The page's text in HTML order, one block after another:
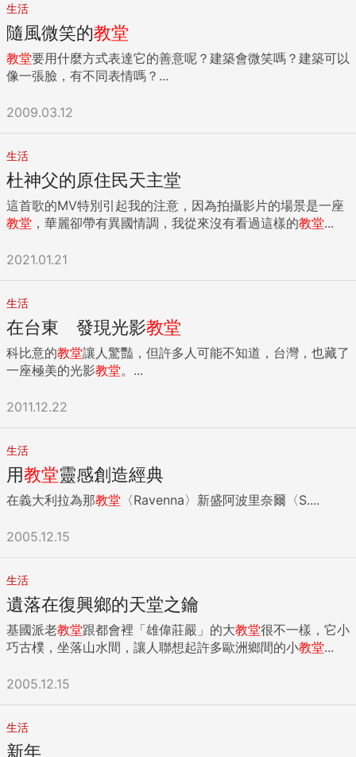
生活
隨風微笑的教堂
教堂要用什麼方式表達它的善意呢？建築會微笑嗎？建築可以
像一張臉，有不同表情嗎？...
2009.03.12
生活
杜神父的原住民天主堂
這首歌的MV特別引起我的注意，因為拍攝影片的場景是一座
教堂 ，華麗卻帶有異國情調，我從來沒有看過這樣的教堂...
2021.01.21
生活
在台東 發現光影教堂
科比意的教堂讓人驚豔，但許多人可能不知道，台灣，也藏了
一座極美的光影教堂。...
2011.12.22
生活
用教堂靈感創造經典
在義大利拉為那教堂 〈Ravenna〉新盛阿波里奈爾〈S....
2005.12.15
生活
遺落在復興鄉的天堂之鑰
基國派老教堂跟都會裡「雄偉莊嚴」的大教堂很不一樣，它小
巧古樸，坐落山水間，讓人聯想起許多歐洲鄉間的小教堂...
2005.12.15
生活
新年